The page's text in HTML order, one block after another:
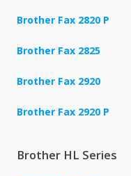
Brother Fax 2820 P
Brother Fax 2825
Brother Fax 2920
Brother Fax 2920 P
Brother HL Series